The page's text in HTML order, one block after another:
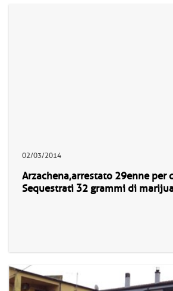
02/03/2014
Arzachena,arrestato 29enne per
Sequestrati 32 grammi di